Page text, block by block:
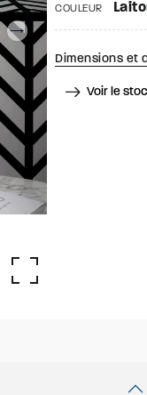
COULEUR
Dimensions et
Voir le